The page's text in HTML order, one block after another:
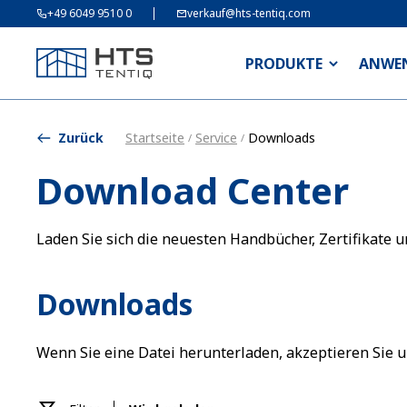
+49 6049 9510 0 verkauf@hts-tentiq.com
PRODUKTE
Zurück Startseite / Service / Downloads
Download Center
Laden Sie sich die neuesten Handbücher, Zertifikate
Downloads
Wenn Sie eine Datei herunterladen, akzeptieren Sie